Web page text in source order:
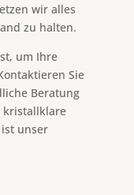
wir alles
zu halten.
um Ihre
Sie
Beratung
kristallklare
unser